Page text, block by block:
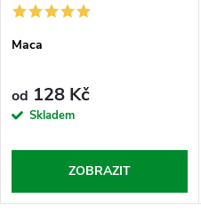
Maca
od 128 Kč
Skladem
ZOBRAZIT